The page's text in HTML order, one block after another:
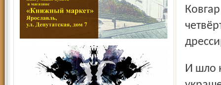
И шло невиданное хоккейно-цирковое действо,